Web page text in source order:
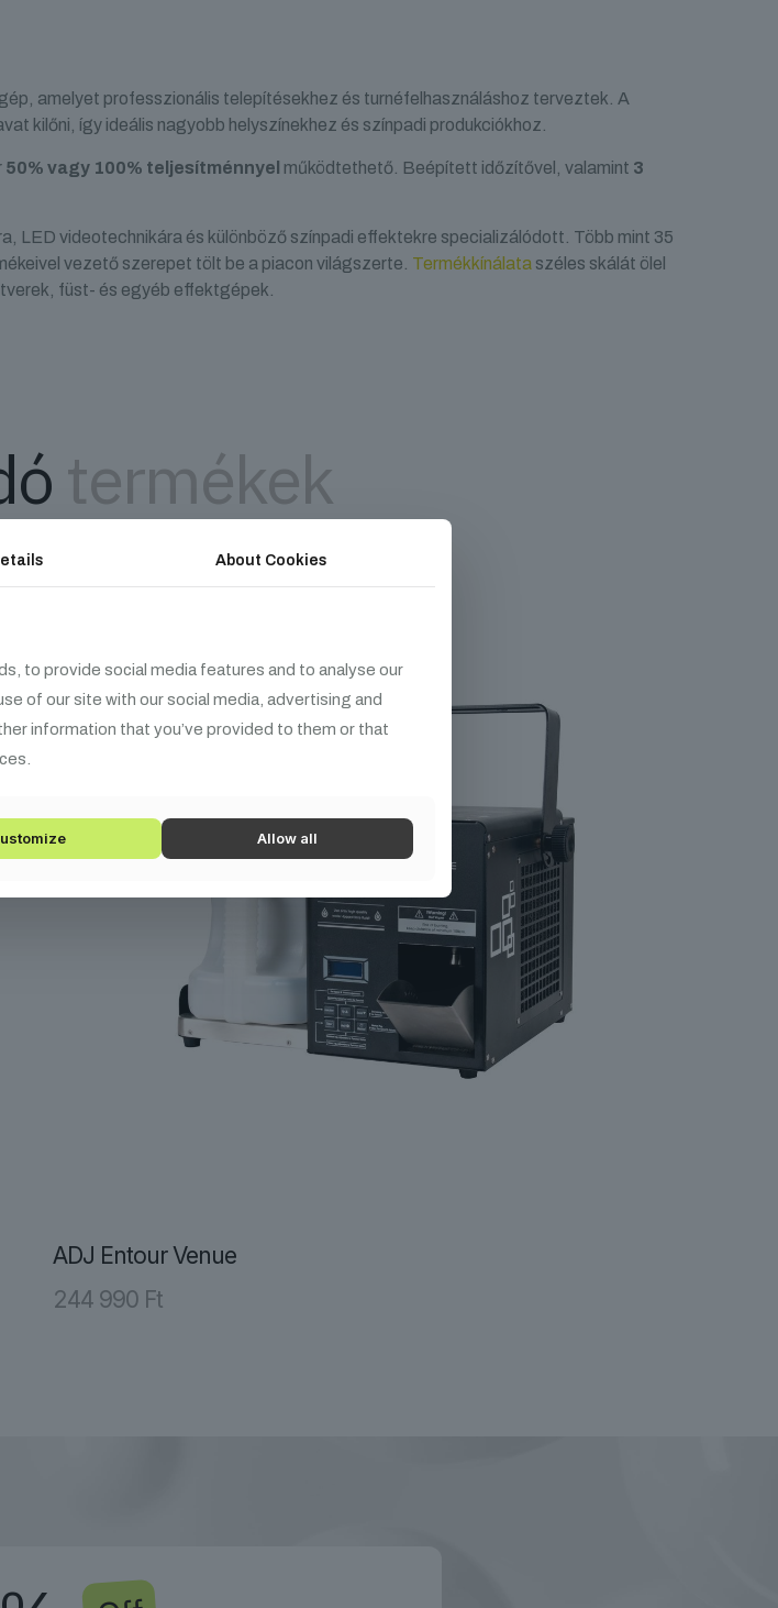
amelyet professzionális telepítésekhez és turnéfelhasználáshoz terveztek. A
kilőni, így ideális nagyobb helyszínekhez és színpadi produkciókhoz.
50% vagy 100% teljesítménnyel működtethető. Beépített időzítővel, valamint 3
videotechnikára és különböző színpadi effektekre specializálódott. Több mint 35
vezető szerepet tölt be a piacon világszerte. Termékkínálataszéles skálát ölel
füst- és egyéb effektgépek.
termékek
ADJ Entour Venue
244 990 Ft
About Cookies
to provide social media features and to analyse our
of our site with our social media, advertising and
information that you’ve provided to them or that
Allow all